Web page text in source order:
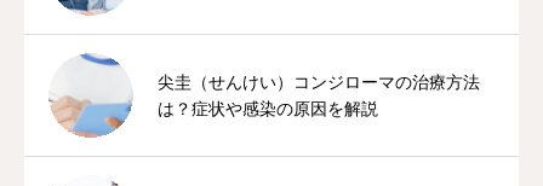
尖圭（せんけい）コンジローマの治療方法
は？症状や感染の原因を解説